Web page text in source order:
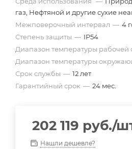
газ, Нефтяной и другие сухие
Межповерочный интервал — 4
Степень защиты — IP54
Диапазон температуры рабочей
Диапазон температуры
Срок службы — 12 лет
Гарантийный срок — 24 мес.
202 119 руб./
Нашли дешевле?